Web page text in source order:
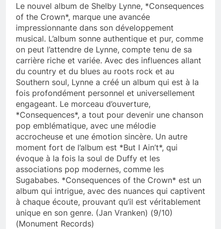
Le nouvel album de Shelby Lynne, *Consequences
of the Crown*, marque une avancée
impressionnante dans son développement
musical. L’album sonne authentique et pur, comme
on peut l’attendre de Lynne, compte tenu de sa
carrière riche et variée. Avec des influences allant
du country et du blues au roots rock et au
Southern soul, Lynne a créé un album qui est à la
fois profondément personnel et universellement
engageant. Le morceau d’ouverture,
*Consequences*, a tout pour devenir une chanson
pop emblématique, avec une mélodie
accrocheuse et une émotion sincère. Un autre
moment fort de l’album est *But I Ain’t*, qui
évoque à la fois la soul de Duffy et les
associations pop modernes, comme les
Sugababes. *Consequences of the Crown* est un
album qui intrigue, avec des nuances qui captivent
à chaque écoute, prouvant qu’il est véritablement
unique en son genre. (Jan Vranken) (9/10)
(Monument Records)